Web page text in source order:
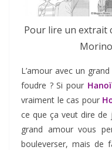
Pour lire un extrait
L’amour avec un
foudre ? Si pour Hanoï
vraiment le cas pour
ce que ça veut dire de
grand amour vous
bouleverser, mais de